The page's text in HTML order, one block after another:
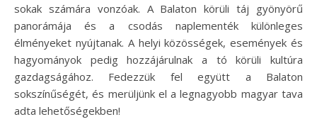
sokak számára vonzóak. A Balaton körüli táj gyönyörű
panorámája és a csodás naplementék különleges
élményeket nyújtanak. A helyi közösségek, események és
hagyományok pedig hozzájárulnak a tó körüli kultúra
gazdagságához. Fedezzük fel együtt a Balaton
sokszínűségét, és merüljünk el a legnagyobb magyar tava
adta lehetőségekben!